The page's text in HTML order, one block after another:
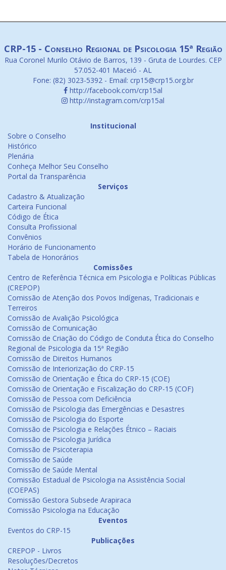
CRP-15 - Conselho Regional de Psicologia 15ª Região
Rua Coronel Murilo Otávio de Barros, 139 - Gruta de Lourdes. CEP
57.052-401 Maceió - AL
Fone: (82) 3023-5392 - Email: crp15@crp15.org.br
http://facebook.com/crp15al
http://instagram.com/crp15al
Institucional
Sobre o Conselho
Histórico
Plenária
Conheça Melhor Seu Conselho
Portal da Transparência
Serviços
Cadastro & Atualização
Carteira Funcional
Código de Ética
Consulta Profissional
Convênios
Horário de Funcionamento
Tabela de Honorários
Comissões
Centro de Referência Técnica em Psicologia e Políticas Públicas
(CREPOP)
Comissão de Atenção dos Povos Indígenas, Tradicionais e
Terreiros
Comissão de Avalição Psicológica
Comissão de Comunicação
Comissão de Criação do Código de Conduta Ética do Conselho
Regional de Psicologia da 15ª Região
Comissão de Direitos Humanos
Comissão de Interiorização do CRP-15
Comissão de Orientação e Ética do CRP-15 (COE)
Comissão de Orientação e Fiscalização do CRP-15 (COF)
Comissão de Pessoa com Deficiência
Comissão de Psicologia das Emergências e Desastres
Comissão de Psicologia do Esporte
Comissão de Psicologia e Relações Étnico – Raciais
Comissão de Psicologia Jurídica
Comissão de Psicoterapia
Comissão de Saúde
Comissão de Saúde Mental
Comissão Estadual de Psicologia na Assistência Social
(COEPAS)
Comissão Gestora Subsede Arapiraca
Comissão Psicologia na Educação
Eventos
Eventos do CRP-15
Publicações
CREPOP - Livros
Resoluções/Decretos